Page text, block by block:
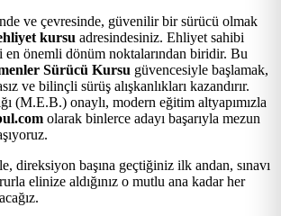
ve çevresinde, güvenilir bir sürücü olmak
kursu adresindesiniz. Ehliyet sahibi
en önemli dönüm noktalarından biridir. Bu
Sürücü Kursu güvencesiyle başlamak,
ve bilinçli sürüş alışkanlıkları kazandırır.
(M.E.B.) onaylı, modern eğitim altyapımızla
olarak binlerce adayı başarıyla mezun
direksiyon başına geçtiğiniz ilk andan, sınavı
elinize aldığınız o mutlu ana kadar her